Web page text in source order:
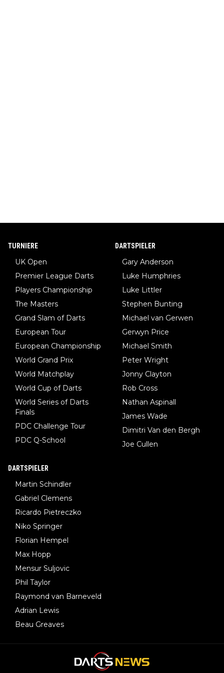
TURNIERE
UK Open
Premier League Darts
Players Championship
The Masters
Grand Slam of Darts
European Tour
European Championship
World Grand Prix
World Matchplay
World Cup of Darts
World Series of Darts
Finals
PDC Challenge Tour
PDC Q-School
DARTSPIELER
Gary Anderson
Luke Humphries
Luke Littler
Stephen Bunting
Michael van Gerwen
Gerwyn Price
Michael Smith
Peter Wright
Jonny Clayton
Rob Cross
Nathan Aspinall
James Wade
Dimitri Van den Bergh
Joe Cullen
DARTSPIELER
Martin Schindler
Gabriel Clemens
Ricardo Pietreczko
Niko Springer
Florian Hempel
Max Hopp
Mensur Suljovic
Phil Taylor
Raymond van Barneveld
Adrian Lewis
Beau Greaves